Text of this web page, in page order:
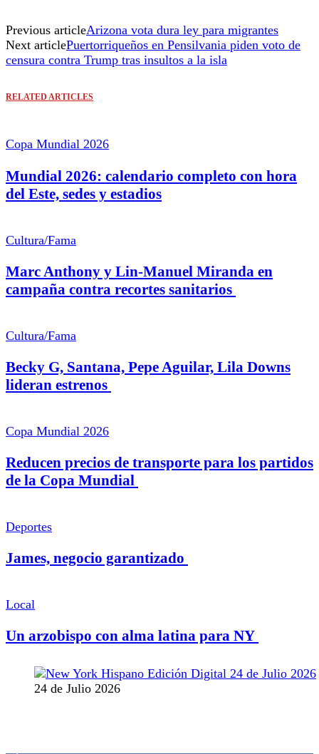
Previous articleArizona vota dura ley para migrantes
Next articlePuertorriqueños en Pensilvania piden voto de
censura contra Trump tras insultos a la isla
RELATED ARTICLES
Copa Mundial 2026
Mundial 2026: calendario completo con hora
del Este, sedes y estadios
Cultura/Fama
Marc Anthony y Lin-Manuel Miranda en
campaña contra recortes sanitarios
Cultura/Fama
Becky G, Santana, Pepe Aguilar, Lila Downs
lideran estrenos
Copa Mundial 2026
Reducen precios de transporte para los partidos
de la Copa Mundial
Deportes
James, negocio garantizado
Local
Un arzobispo con alma latina para NY
24 de Julio 2026